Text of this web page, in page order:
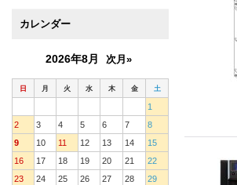
カレンダー
2026年8月 次月»
日 月 火 水 木 金 土
1
2
3 4 5 6 7
8
9
10 11 12 13 14
15
16
17 18 19 20 21
22
23
24 25 26 27 28
29